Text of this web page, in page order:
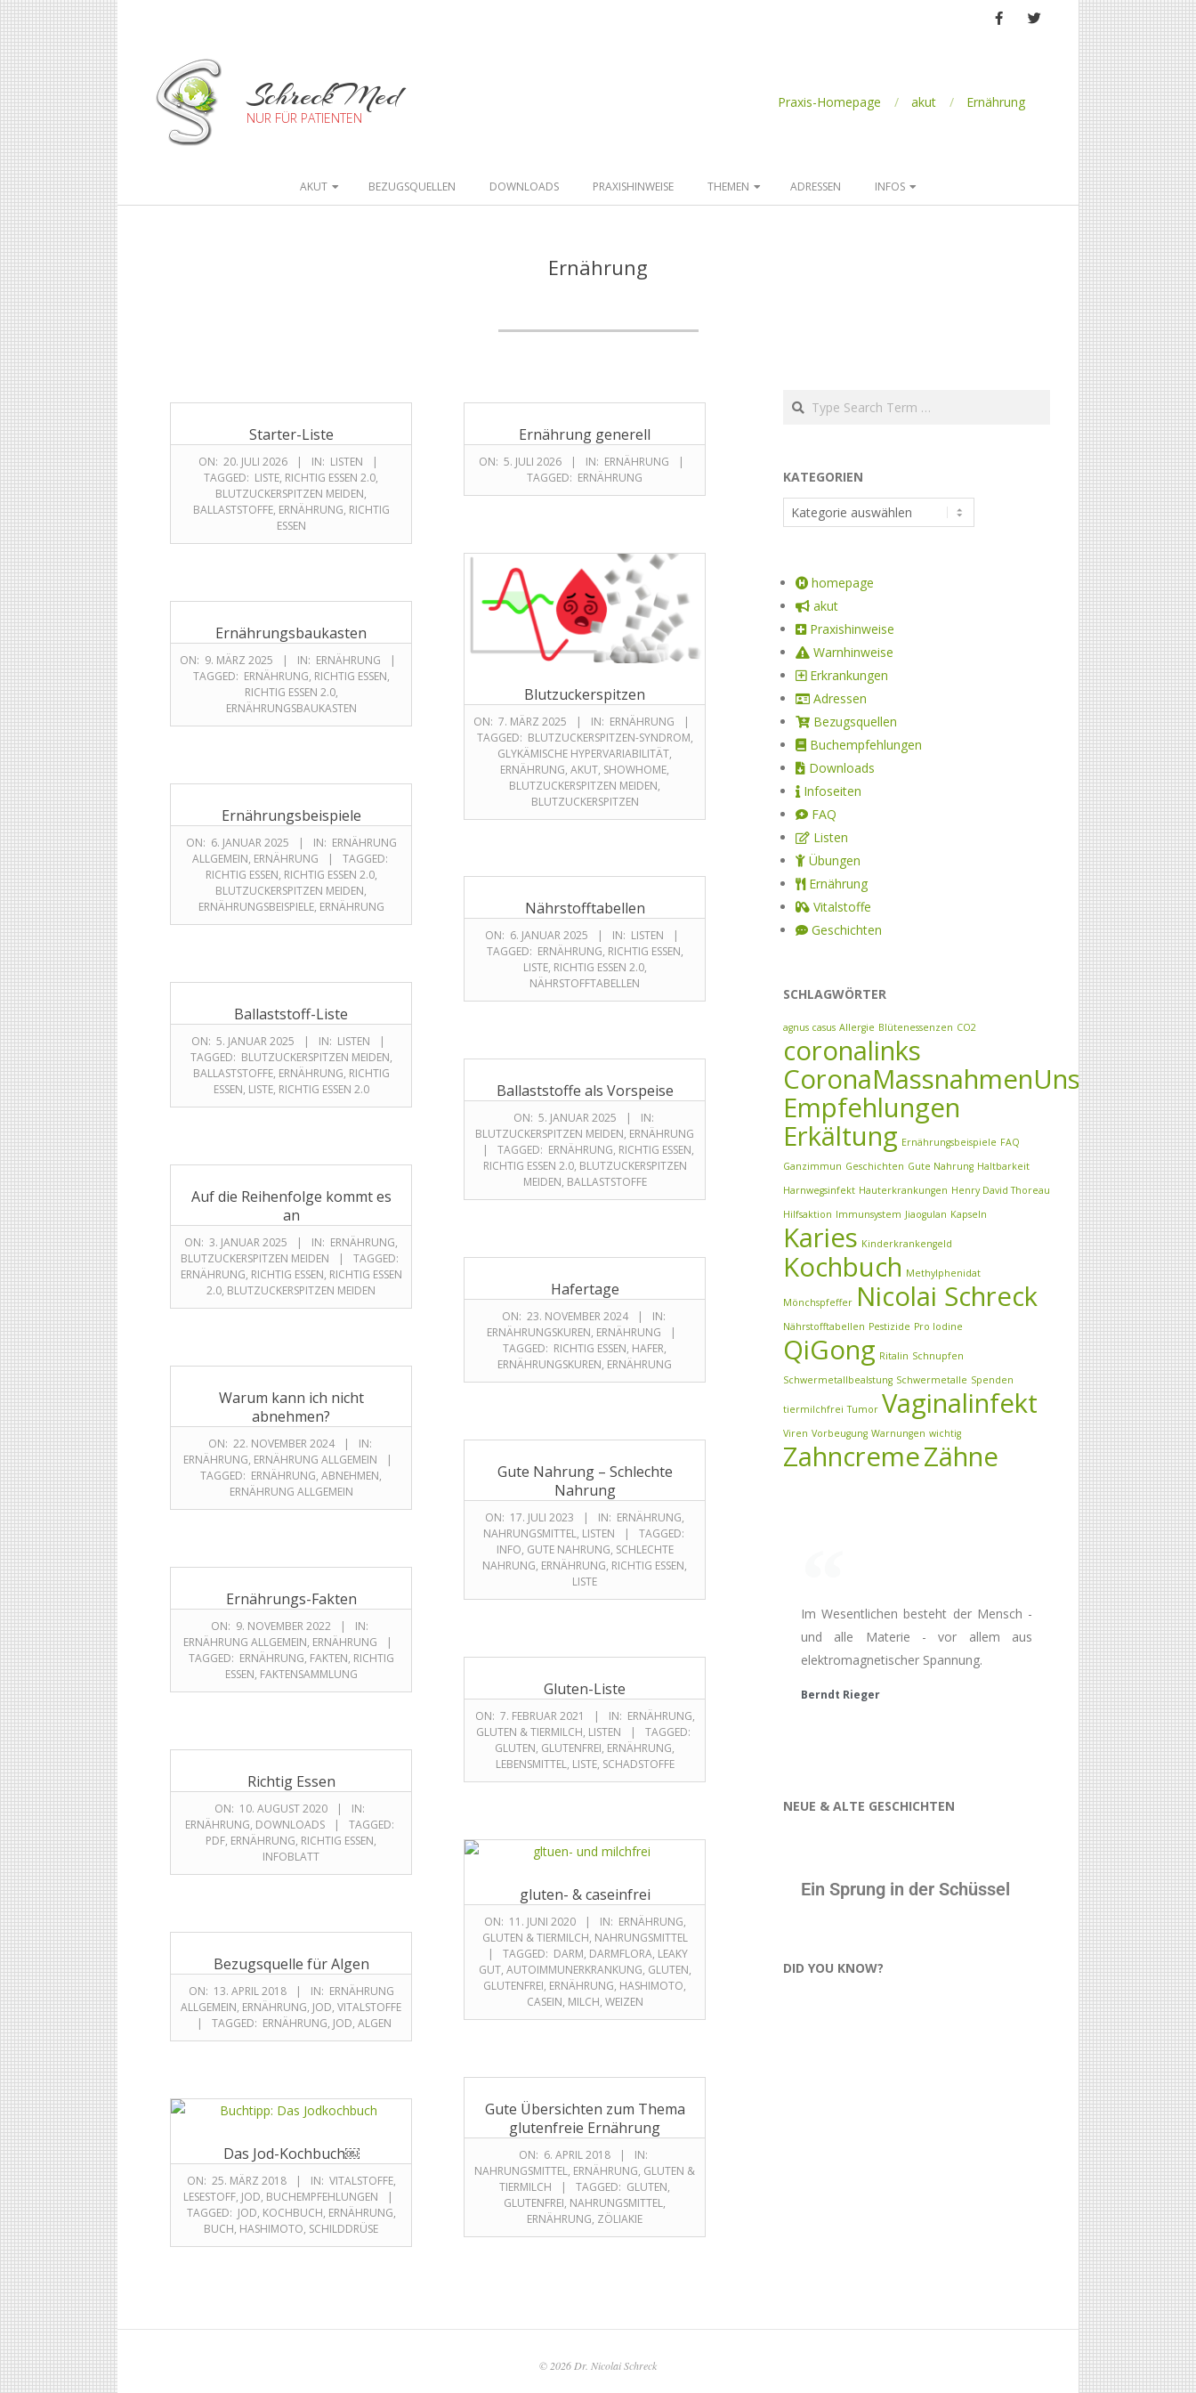
SchreckMed
NUR FÜR PATIENTEN
Praxis-Homepage akut Ernährung
AKUT BEZUGSQUELLEN DOWNLOADS PRAXISHINWEISE THEMEN ADRESSEN INFOS
Ernährung
Starter-Liste
ON: 20. JULI 2026 IN: LISTEN
TAGGED: LISTE, RICHTIG ESSEN 2.0,
BLUTZUCKERSPITZEN MEIDEN,
BALLASTSTOFFE, ERNÄHRUNG, RICHTIG
ESSEN
Ernährung generell
ON: 5. JULI 2026 IN: ERNÄHRUNG
TAGGED: ERNÄHRUNG
Blutzuckerspitzen
ON: 7. MÄRZ 2025 IN: ERNÄHRUNG
TAGGED: BLUTZUCKERSPITZEN-SYNDROM,
GLYKÄMISCHE HYPERVARIABILITÄT,
ERNÄHRUNG, AKUT, SHOWHOME,
BLUTZUCKERSPITZEN MEIDEN,
BLUTZUCKERSPITZEN
Ernährungsbaukasten
ON: 9. MÄRZ 2025 IN: ERNÄHRUNG
TAGGED: ERNÄHRUNG, RICHTIG ESSEN,
RICHTIG ESSEN 2.0,
ERNÄHRUNGSBAUKASTEN
Ernährungsbeispiele
ON: 6. JANUAR 2025 IN: ERNÄHRUNG
ALLGEMEIN, ERNÄHRUNG
TAGGED:
RICHTIG ESSEN, RICHTIG ESSEN 2.0,
BLUTZUCKERSPITZEN MEIDEN,
ERNÄHRUNGSBEISPIELE, ERNÄHRUNG Nährstofftabellen
ON: 6. JANUAR 2025 IN: LISTEN
TAGGED: ERNÄHRUNG, RICHTIG ESSEN,
LISTE, RICHTIG ESSEN 2.0,
NÄHRSTOFFTABELLEN
Ballaststoff-Liste
ON: 5. JANUAR 2025 IN: LISTEN
TAGGED: BLUTZUCKERSPITZEN MEIDEN,
BALLASTSTOFFE, ERNÄHRUNG, RICHTIG
ESSEN, LISTE, RICHTIG ESSEN 2.0 Ballaststoffe als Vorspeise
ON: 5. JANUAR 2025
IN:
BLUTZUCKERSPITZEN MEIDEN, ERNÄHRUNG
TAGGED: ERNÄHRUNG, RICHTIG ESSEN,
RICHTIG ESSEN 2.0, BLUTZUCKERSPITZEN
MEIDEN, BALLASTSTOFFE
Auf die Reihenfolge kommt es
an
ON: 3. JANUAR 2025 IN: ERNÄHRUNG,
BLUTZUCKERSPITZEN MEIDEN
TAGGED:
ERNÄHRUNG, RICHTIG ESSEN, RICHTIG ESSEN
2.0, BLUTZUCKERSPITZEN MEIDEN Hafertage
ON: 23. NOVEMBER 2024
IN:
ERNÄHRUNGSKUREN, ERNÄHRUNG
TAGGED: RICHTIG ESSEN, HAFER,
ERNÄHRUNGSKUREN, ERNÄHRUNG
Warum kann ich nicht
abnehmen?
ON: 22. NOVEMBER 2024
IN:
ERNÄHRUNG, ERNÄHRUNG ALLGEMEIN
TAGGED: ERNÄHRUNG, ABNEHMEN,
ERNÄHRUNG ALLGEMEIN
Gute Nahrung – Schlechte
Nahrung
ON: 17. JULI 2023 IN: ERNÄHRUNG,
NAHRUNGSMITTEL, LISTEN
TAGGED:
INFO, GUTE NAHRUNG, SCHLECHTE
NAHRUNG, ERNÄHRUNG, RICHTIG ESSEN,
LISTE
Ernährungs-Fakten
ON: 9. NOVEMBER 2022
IN:
ERNÄHRUNG ALLGEMEIN, ERNÄHRUNG
TAGGED: ERNÄHRUNG, FAKTEN, RICHTIG
ESSEN, FAKTENSAMMLUNG
Gluten-Liste
ON: 7. FEBRUAR 2021 IN: ERNÄHRUNG,
GLUTEN & TIERMILCH, LISTEN
TAGGED:
GLUTEN, GLUTENFREI, ERNÄHRUNG,
LEBENSMITTEL, LISTE, SCHADSTOFFE
Richtig Essen
ON: 10. AUGUST 2020
IN:
ERNÄHRUNG, DOWNLOADS
TAGGED:
PDF, ERNÄHRUNG, RICHTIG ESSEN,
INFOBLATT
gluten- & caseinfrei
ON: 11. JUNI 2020 IN: ERNÄHRUNG,
GLUTEN & TIERMILCH, NAHRUNGSMITTEL
TAGGED: DARM, DARMFLORA, LEAKY
GUT, AUTOIMMUNERKRANKUNG, GLUTEN,
GLUTENFREI, ERNÄHRUNG, HASHIMOTO,
CASEIN, MILCH, WEIZEN
Bezugsquelle für Algen
ON: 13. APRIL 2018 IN: ERNÄHRUNG
ALLGEMEIN, ERNÄHRUNG, JOD, VITALSTOFFE
TAGGED: ERNÄHRUNG, JOD, ALGEN
Gute Übersichten zum Thema
glutenfreie Ernährung
ON: 6. APRIL 2018
IN:
NAHRUNGSMITTEL, ERNÄHRUNG, GLUTEN &
TIERMILCH
TAGGED: GLUTEN,
GLUTENFREI, NAHRUNGSMITTEL,
ERNÄHRUNG, ZÖLIAKIE
Das Jod-Kochbuch￼
ON: 25. MÄRZ 2018 IN: VITALSTOFFE,
LESESTOFF, JOD, BUCHEMPFEHLUNGEN
TAGGED: JOD, KOCHBUCH, ERNÄHRUNG,
BUCH, HASHIMOTO, SCHILDDRÜSE
KATEGORIEN
homepage
akut
Praxishinweise
Warnhinweise
Erkrankungen
Adressen
Bezugsquellen
Buchempfehlungen
Downloads
Infoseiten
FAQ
Listen
Übungen
Ernährung
Vitalstoffe
Geschichten
SCHLAGWÖRTER
agnus casus Allergie Blütenessenzen CO2
coronalinks
Empfehlungen
Erkältung Ernährungsbeispiele FAQ
Ganzimmun Geschichten Gute Nahrung Haltbarkeit
Harnwegsinfekt Hauterkrankungen Henry David Thoreau
Hilfsaktion Immunsystem Jiaogulan Kapseln
Karies Kinderkrankengeld
Kochbuch Methylphenidat
Mönchspfeffer Nicolai Schreck
Nährstofftabellen Pestizide Pro Iodine
QiGong Ritalin Schnupfen
Schwermetallbealstung Schwermetalle Spenden
tiermilchfrei Tumor Vaginalinfekt
Viren Vorbeugung Warnungen wichtig
ZahncremeZähne
Im Wesentlichen besteht der Mensch -
und alle Materie - vor allem aus
elektromagnetischer Spannung.
Berndt Rieger
NEUE & ALTE GESCHICHTEN
Ein Sprung in der Schüssel
DID YOU KNOW?
© 2026 Dr. Nicolai Schreck